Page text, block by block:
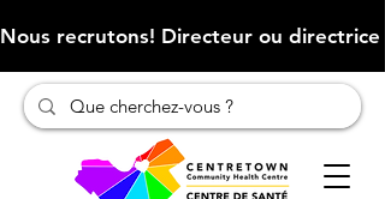
Nous recrutons! Directeur ou